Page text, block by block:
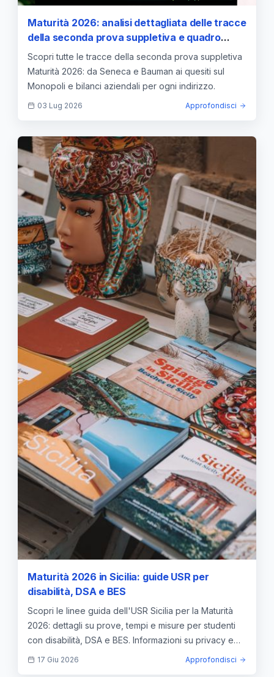
Maturità 2026: analisi dettagliata delle tracce
della seconda prova suppletiva e quadro
normativo
Scopri tutte le tracce della seconda prova suppletiva
Maturità 2026: da Seneca e Bauman ai quesiti sul
Monopoli e bilanci aziendali per ogni indirizzo.
03 Lug 2026 Approfondisci
Maturità 2026 in Sicilia: guide USR per
disabilità, DSA e BES
Scopri le linee guida dell'USR Sicilia per la Maturità
2026: dettagli su prove, tempi e misure per studenti
con disabilità, DSA e BES. Informazioni su privacy e
PEI.17 Giu 2026 Approfondisci